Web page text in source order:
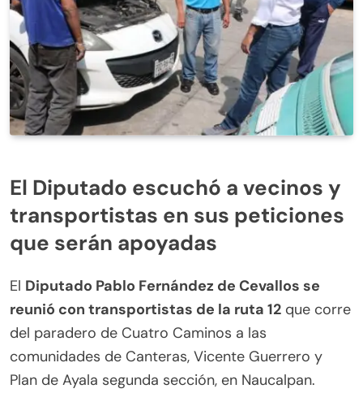
El Diputado escuchó a vecinos y
transportistas en sus peticiones
que serán apoyadas
El Diputado Pablo Fernández de Cevallos se
reunió con transportistas de la ruta 12 que corre
del paradero de Cuatro Caminos a las
comunidades de Canteras, Vicente Guerrero y
Plan de Ayala segunda sección, en Naucalpan.